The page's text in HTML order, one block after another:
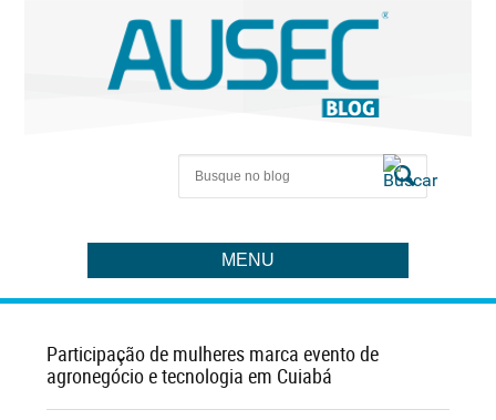
MENU
Participação de mulheres marca evento de
agronegócio e tecnologia em Cuiabá